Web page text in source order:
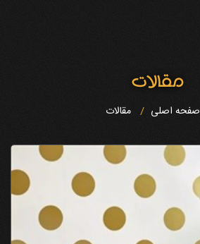
مقالات
صفحه اصلی
مقالات